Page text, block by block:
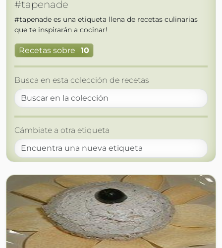
#tapenade
#tapenade es una etiqueta llena de recetas culinarias
que te inspirarán a cocinar!
Recetas sobre 10
Busca en esta colección de recetas
Cámbiate a otra etiqueta